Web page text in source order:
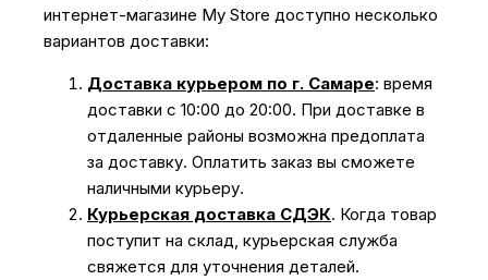
интернет-магазине My Store доступно несколько
вариантов доставки:
Доставка курьером по г. Самаре: время
доставки с 10:00 до 20:00. При доставке в
отдаленные районы возможна предоплата
за доставку. Оплатить заказ вы сможете
наличными курьеру.
Курьерская доставка СДЭК. Когда товар
поступит на склад, курьерская служба
свяжется для уточнения деталей.